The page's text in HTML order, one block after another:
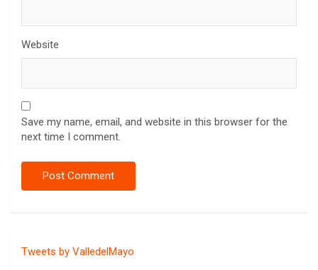
Website
Save my name, email, and website in this browser for the
next time I comment.
Tweets by ValledelMayo